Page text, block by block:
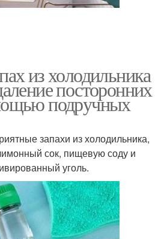
из холодильника
посторонних
подручных
запахи из холодильника,
сок, пищевую соду и
уголь.